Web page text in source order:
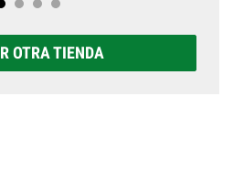
OTRA TIENDA